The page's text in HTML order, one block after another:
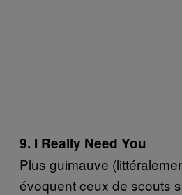
9. I Really Need You
Plus guimauve
évoquent ceux de scouts